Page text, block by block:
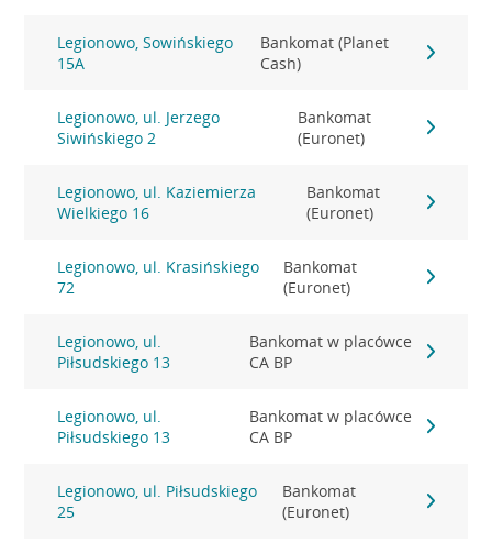
Legionowo, Sowińskiego
15A
Bankomat (Planet
Cash)
Legionowo, ul. Jerzego
Siwińskiego 2
Bankomat
(Euronet)
Legionowo, ul. Kaziemierza
Wielkiego 16
Bankomat
(Euronet)
Legionowo, ul. Krasińskiego
72
Bankomat
(Euronet)
Legionowo, ul.
Piłsudskiego 13
Bankomat w placówce
CA BP
Legionowo, ul.
Piłsudskiego 13
Bankomat w placówce
CA BP
Legionowo, ul. Piłsudskiego
25
Bankomat
(Euronet)